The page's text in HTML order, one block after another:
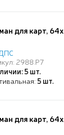
для карт,
2988.Р7
5 шт.
5 шт.
для карт,